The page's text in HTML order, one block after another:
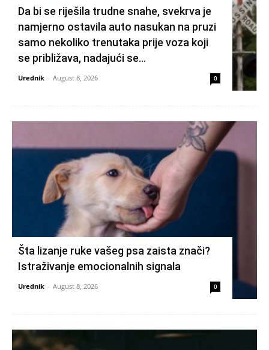
Da bi se riješila trudne snahe, svekrva je
namjerno ostavila auto nasukan na pruzi
samo nekoliko trenutaka prije voza koji
se približava, nadajući se...
Urednik - August 8, 2026 0
Šta lizanje ruke vašeg psa zaista znači?
Istraživanje emocionalnih signala
Urednik - August 8, 2026 0